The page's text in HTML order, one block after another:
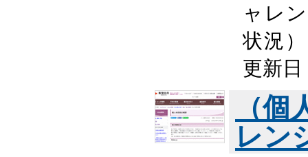
ャレ
状況
更新
（
レン